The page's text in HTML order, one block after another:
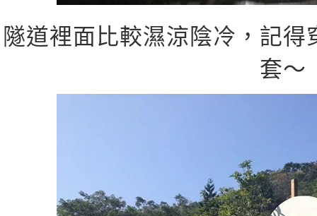
隧道裡面比較濕涼陰冷，記
套～